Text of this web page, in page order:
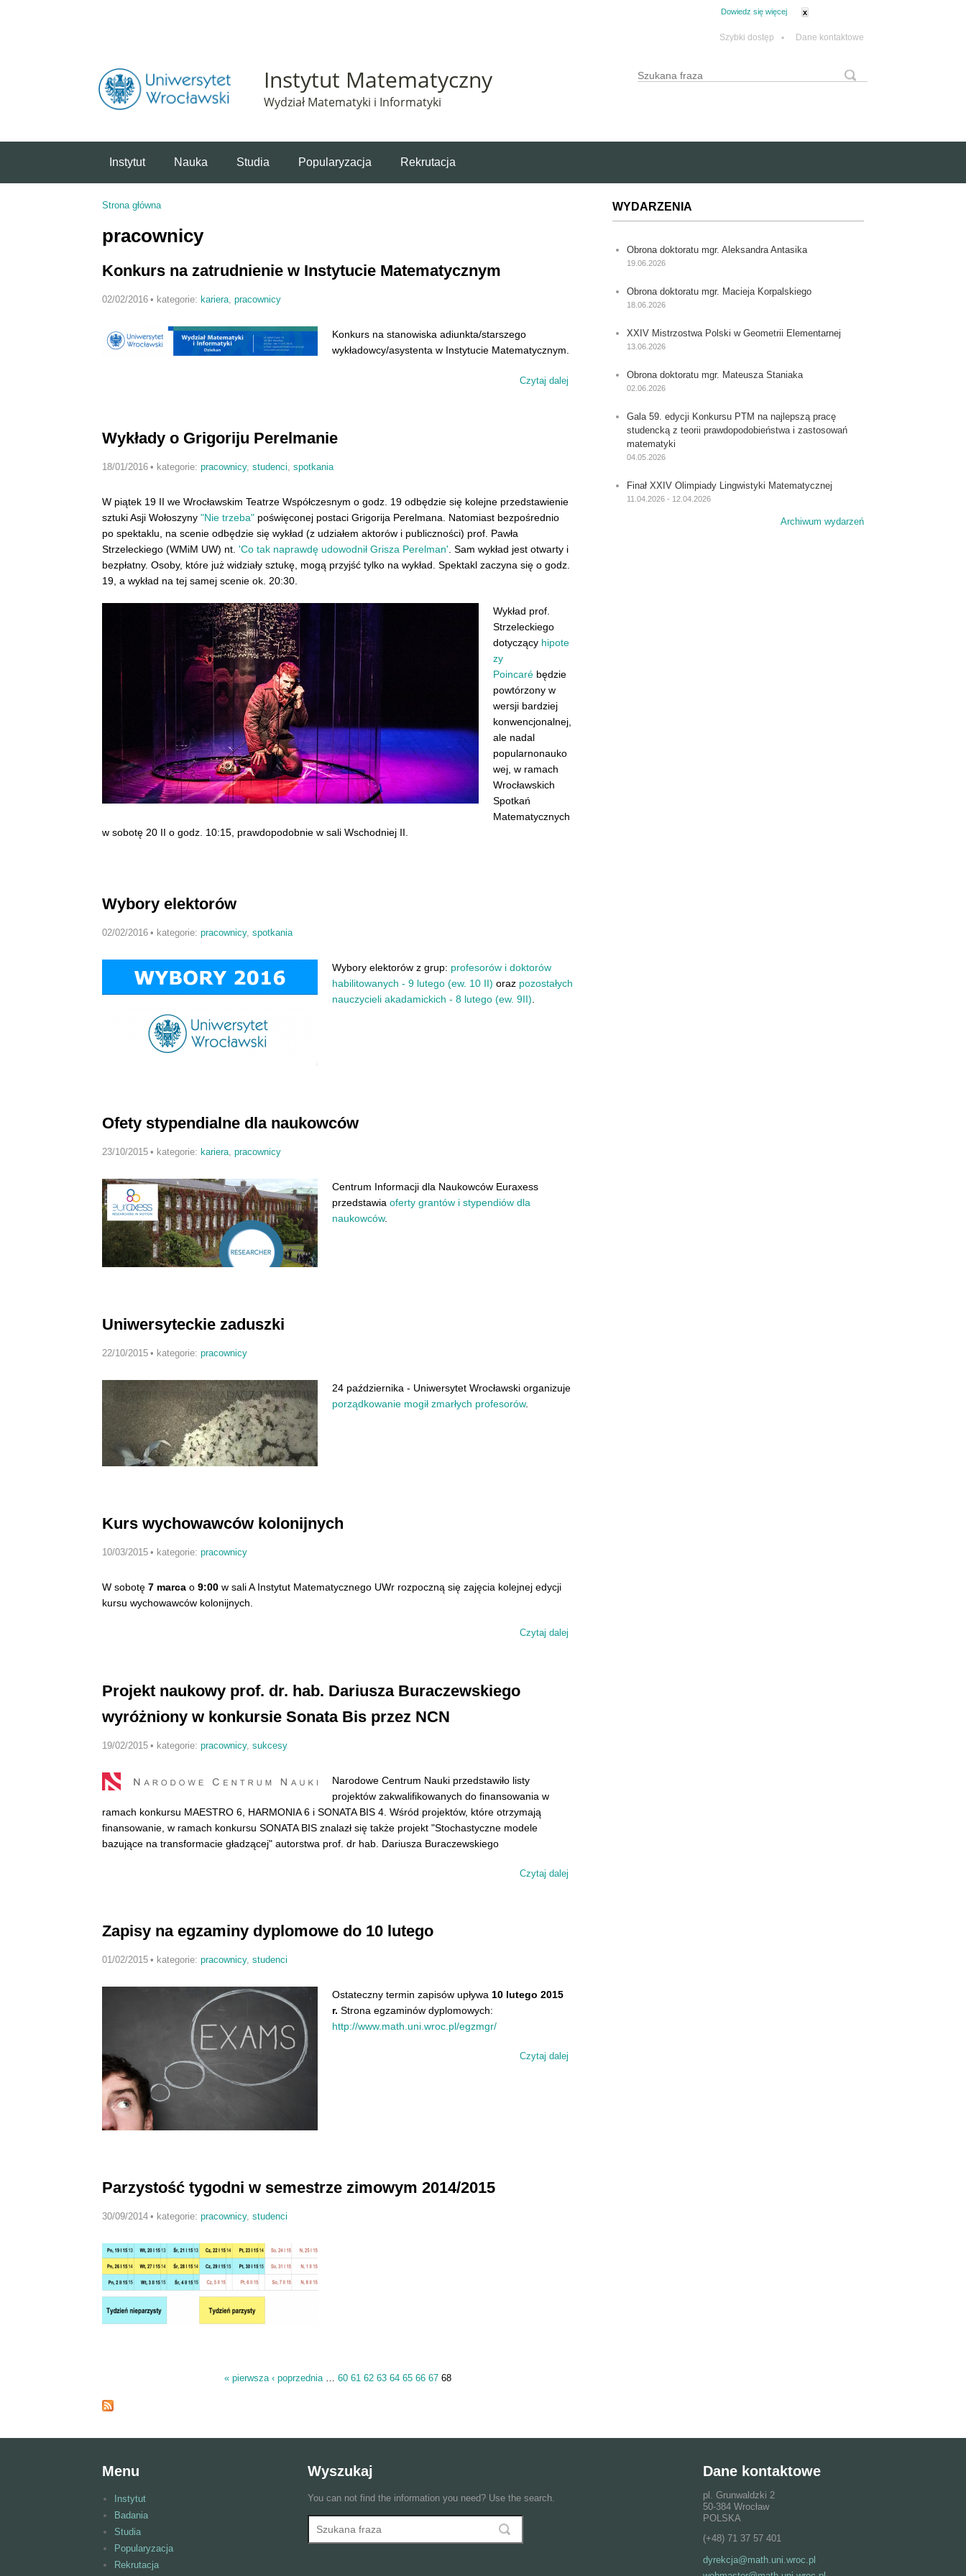
Dowiedz się więcej x
Szybki dostęp • Dane kontaktowe
Instytut Matematyczny
Wydział Matematyki i Informatyki
Formularz wyszukiwania
Wyszukaj
Instytut Nauka Studia Popularyzacja Rekrutacja
Strona główna
pracownicy
Konkurs na zatrudnienie w Instytucie Matematycznym
02/02/2016 • kategorie: kariera, pracownicy
Konkurs na stanowiska adiunkta/starszego
wykładowcy/asystenta w Instytucie Matematycznym.
Czytaj dalej wpis Konkurs na zatrudnienie w Instytucie Matematycznym
Wykłady o Grigoriju Perelmanie
18/01/2016 • kategorie: pracownicy, studenci, spotkania
W piątek 19 II we Wrocławskim Teatrze Współczesnym o godz. 19 odbędzie się kolejne przedstawienie
sztuki Asji Wołoszyny "Nie trzeba" poświęconej postaci Grigorija Perelmana. Natomiast bezpośrednio
po spektaklu, na scenie odbędzie się wykład (z udziałem aktorów i publiczności) prof. Pawła
Strzeleckiego (WMiM UW) nt. 'Co tak naprawdę udowodnił Grisza Perelman' . Sam wykład jest otwarty i
bezpłatny. Osoby, które już widziały sztukę, mogą przyjść tylko na wykład. Spektakl zaczyna się o godz.
19, a wykład na tej samej scenie ok. 20:30.
Wykład prof.
Strzeleckiego
dotyczący hipote
zy
Poincaré będzie
powtórzony w
wersji bardziej
konwencjonalnej,
ale nadal
popularnonauko
wej, w ramach
Wrocławskich
Spotkań
Matematycznych
w sobotę 20 II o godz. 10:15, prawdopodobnie w sali Wschodniej II.
Wybory elektorów
02/02/2016 • kategorie: pracownicy, spotkania
Wybory elektorów z grup: profesorów i doktorów
habilitowanych - 9 lutego (ew. 10 II) oraz pozostałych
nauczycieli akadamickich - 8 lutego (ew. 9II)
Ofety stypendialne dla naukowców
23/10/2015 • kategorie: kariera, pracownicy
Centrum Informacji dla Naukowców Euraxess
przedstawia oferty grantów i stypendiów dla
naukowców.
Uniwersyteckie zaduszki
22/10/2015 • kategorie: pracownicy
24 października - Uniwersytet Wrocławski organizuje
porządkowanie mogił zmarłych profesorów.
Kurs wychowawców kolonijnych
10/03/2015 • kategorie: pracownicy
W sobotę 7 marca o 9:00 w sali A Instytut Matematycznego UWr rozpoczną się zajęcia kolejnej edycji
kursu wychowawców kolonijnych.
Czytaj dalej
Projekt naukowy prof. dr. hab. Dariusza Buraczewskiego
wyróżniony w konkursie Sonata Bis przez NCN
19/02/2015 • kategorie: pracownicy, sukcesy
Narodowe Centrum Nauki przedstawiło listy
projektów zakwalifikowanych do finansowania w
ramach konkursu MAESTRO 6, HARMONIA 6 i SONATA BIS 4. Wśród projektów, które otrzymają
finansowanie, w ramach konkursu SONATA BIS znalazł się także projekt "Stochastyczne modele
bazujące na transformacie gładzącej" autorstwa prof. dr hab. Dariusza Buraczewskiego
Czytaj dalej
Zapisy na egzaminy dyplomowe do 10 lutego
01/02/2015 • kategorie: pracownicy, studenci
Ostateczny termin zapisów upływa 10 lutego 2015
r. Strona egzaminów dyplomowych:
http://www.math.uni.wroc.pl/egzmgr/
Czytaj dalej
Parzystość tygodni w semestrze zimowym 2014/2015
30/09/2014 • kategorie: pracownicy, studenci
« pierwsza ‹ poprzednia … 60 61 62 63 64 65 66 67 68
WYDARZENIA
Obrona doktoratu mgr. Aleksandra Antasika
19.06.2026
Obrona doktoratu mgr. Macieja Korpalskiego
18.06.2026
XXIV Mistrzostwa Polski w Geometrii Elementarnej
13.06.2026
Obrona doktoratu mgr. Mateusza Staniaka
02.06.2026
Gala 59. edycji Konkursu PTM na najlepszą pracę
studencką z teorii prawdopodobieństwa i zastosowań
matematyki
04.05.2026
Finał XXIV Olimpiady Lingwistyki Matematycznej
11.04.2026 - 12.04.2026
Archiwum wydarzeń
Menu
Instytut
Badania
Studia
Popularyzacja
Rekrutacja
Wyszukaj
You can not find the information you need? Use the search.
Formularz wyszukiwania
Wyszukaj
Dane kontaktowe
pl. Grunwaldzki 2
50-384 Wrocław
POLSKA
(+48) 71 37 57 401
dyrekcja@math.uni.wroc.pl